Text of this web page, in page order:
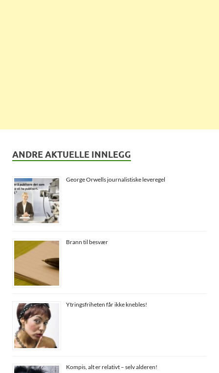
ANDRE AKTUELLE INNLEGG
George Orwells journalistiske leveregel
Brann til besvær
Ytringsfriheten får ikke knebles!
Kompis, alt er relativt – selv alderen!